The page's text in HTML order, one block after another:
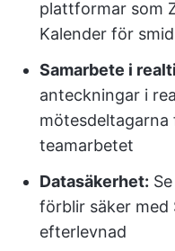
plattformar som
Kalender för
Samarbete i
anteckningar i
teamarbetet
Datasäkerhet:
förblir säker med
efterlevnad